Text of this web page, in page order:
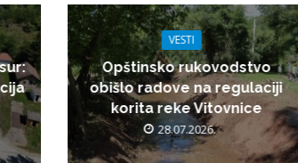
VESTI
Opštinsko rukovodstvo
obišlo radove na regulaciji
korita reke Vitovnice
28.07.2026.